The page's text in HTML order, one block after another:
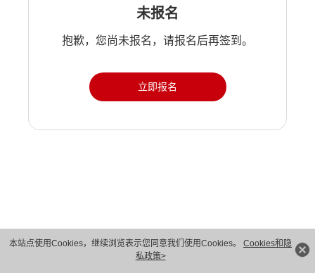
本站点使用Cookies，继续浏览表示您同意我们使用Cookies。 Cookies和隐
私政策>
未报名
抱歉，您尚未报名，请报名后再签到。
立即报名
版权所有 © 华为技术有限公司 1998-2026。 保留一切权利。粤A2-20044005号
隐私保护
法律声明